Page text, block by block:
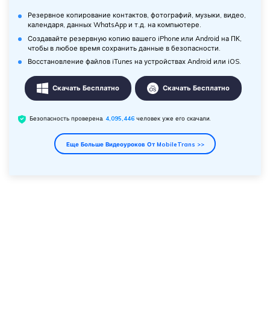
Резервное копирование контактов, фотографий, музыки, видео,
календаря, данных WhatsApp и т.д. на компьютере.
Создавайте резервную копию вашего iPhone или Android на ПК,
чтобы в любое время сохранить данные в безопасности.
Восстановление файлов iTunes на устройствах Android или iOS.
Скачать Бесплатно Скачать Бесплатно
Безопасность проверена.4,095,446 человек уже его скачали.
Еще Больше Видеоуроков От MobileTrans >>